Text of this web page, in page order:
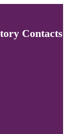
Contacts